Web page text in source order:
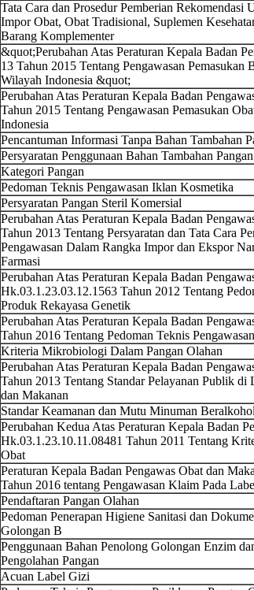
Tata Cara dan Prosedur Pemberian Rekomendasi
Impor Obat, Obat Tradisional, Suplemen
Barang Komplementer
&quot;Perubahan Atas Peraturan Kepala Badan
13 Tahun 2015 Tentang Pengawasan
Wilayah Indonesia &quot;
Perubahan Atas Peraturan Kepala Badan
Tahun 2015 Tentang Pengawasan Pemasukan
Indonesia
Pencantuman Informasi Tanpa Bahan Tambahan
Persyaratan Penggunaan Bahan Tambahan
Kategori Pangan
Pedoman Teknis Pengawasan Iklan Kosmetika
Persyaratan Pangan Steril Komersial
Perubahan Atas Peraturan Kepala Badan
Tahun 2013 Tentang Persyaratan dan Tata Cara
Pengawasan Dalam Rangka Impor dan Ekspor
Farmasi
Perubahan Atas Peraturan Kepala Badan
Hk.03.1.23.03.12.1563 Tahun 2012 Tentang
Produk Rekayasa Genetik
Perubahan Atas Peraturan Kepala Badan
Tahun 2016 Tentang Pedoman Teknis
Kriteria Mikrobiologi Dalam Pangan Olahan
Perubahan Atas Peraturan Kepala Badan
Tahun 2013 Tentang Standar Pelayanan Publik
dan Makanan
Standar Keamanan dan Mutu Minuman Beralkohol
Perubahan Kedua Atas Peraturan Kepala Badan
Hk.03.1.23.10.11.08481 Tahun 2011 Tentang
Obat
Peraturan Kepala Badan Pengawas Obat dan
Tahun 2016 tentang Pengawasan Klaim Pada
Pendaftaran Pangan Olahan
Pedoman Penerapan Higiene Sanitasi dan
Golongan B
Penggunaan Bahan Penolong Golongan Enzim
Pengolahan Pangan
Acuan Label Gizi